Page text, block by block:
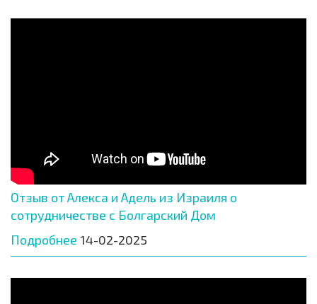
Отзыв от Алекса и Адель из Израиля о
сотрудничестве с Болгарский Дом
Подробнее 14-02-2025